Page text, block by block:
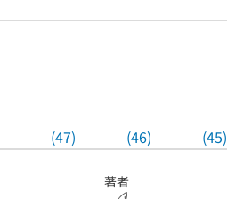
(47) (46) (45)
著者